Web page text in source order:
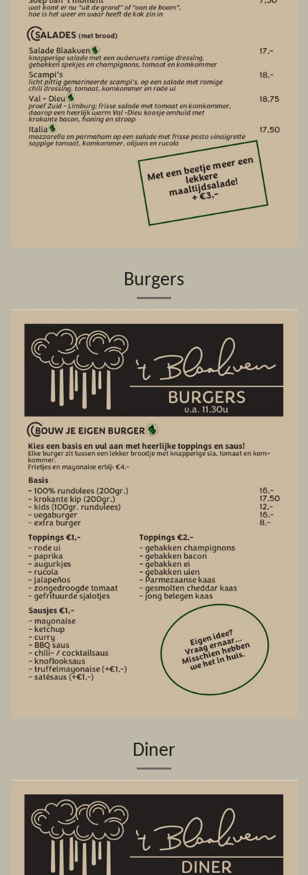
Burgers
Diner